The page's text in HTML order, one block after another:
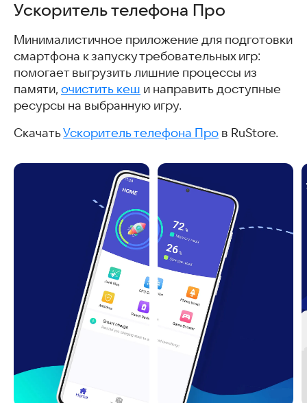
Ускоритель телефона Про
Минималистичное приложение для подготовки
смартфона к запуску требовательных игр:
помогает выгрузить лишние процессы из
памяти, очистить кеш и направить доступные
ресурсы на выбранную игру.
СкачатьУскоритель телефона Про в RuStore.